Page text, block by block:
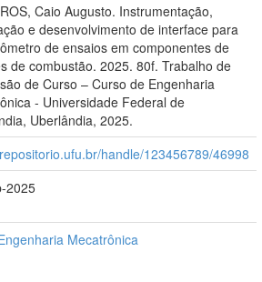
Caio Augusto. Instrumentação,
e desenvolvimento de interface para
de ensaios em componentes de
de combustão. 2025. 80f. Trabalho de
de Curso – Curso de Engenharia
- Universidade Federal de
Uberlândia, 2025.
handle/123456789/46998
2025
Mecatrônica